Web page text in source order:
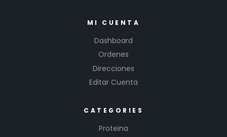
MI CUENTA
Dashboard
Ordenes
Direcciones
Editar Cuenta
CATEGORIES
Proteina